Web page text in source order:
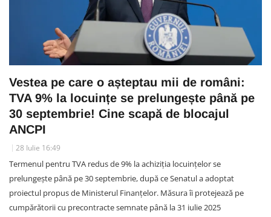
Vestea pe care o așteptau mii de români:
TVA 9% la locuințe se prelungește până pe
30 septembrie! Cine scapă de blocajul
ANCPI
28 Iulie 16:49
Termenul pentru TVA redus de 9% la achiziția locuințelor se
prelungește până pe 30 septembrie, după ce Senatul a adoptat
proiectul propus de Ministerul Finanțelor. Măsura îi protejează pe
cumpărătorii cu precontracte semnate până la 31 iulie 2025